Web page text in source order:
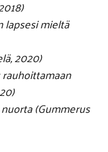
lapsesi mieltä
2020)
(Gummerus